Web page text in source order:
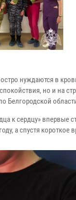
нуждаются в
но и на
Белгородской
к сердцу» впервые
а спустя